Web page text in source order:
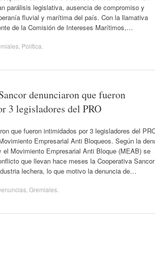
parálisis legislativa, ausencia de compromiso y
fluvial y marítima del país. Con la llamativa
de la Comisión de Intereses Marítimos,…
Política
denunciaron que fueron
3 legisladores del PRO
que fueron intimidados por 3 legisladores del
Empresarial Anti Bloqueos. Según la
el Movimiento Empresarial Anti Bloque (MEAB) se
que llevan hace meses la Cooperativa
lechera, lo que motivo la denuncia de…
Gremiales